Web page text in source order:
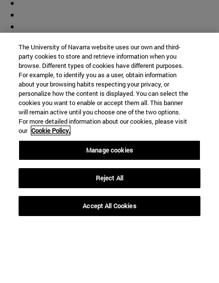
(abre en nueva ventana)
(abre en nueva ventana)
Aula virtual ADI(abre en nueva ventana)
Búsqueda de personas(abre en nueva ventana)
Trabaja con nosotros(abre en nueva ventana)
The University of Navarra website uses our own and third-
party cookies to store and retrieve information when you
browse. Different types of cookies have different purposes.
For example, to identify you as a user, obtain information
about your browsing habits respecting your privacy, or
personalize how the content is displayed. You can select the
cookies you want to enable or accept them all. This banner
will remain active until you choose one of the two options.
For more detailed information about our cookies, please visit
our Cookie Policy.
Manage cookies
Reject All
Accept All Cookies